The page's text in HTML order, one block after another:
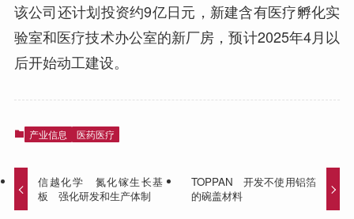
该公司还计划投资约9亿日元，新建含有医疗孵化实
验室和医疗技术办公室的新厂房，预计2025年4月以
后开始动工建设。
产业信息 医药医疗
信越化学 氮化镓生长基
板 强化研发和生产体制
TOPPAN 开发不使用铝箔
的碗盖材料